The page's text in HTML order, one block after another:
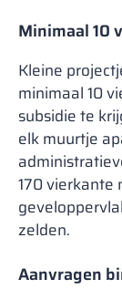
Minimaal 10
Kleine
minimaal 10
subsidie te
elk muurtje
170 vierkante
zelden.
Aanvragen